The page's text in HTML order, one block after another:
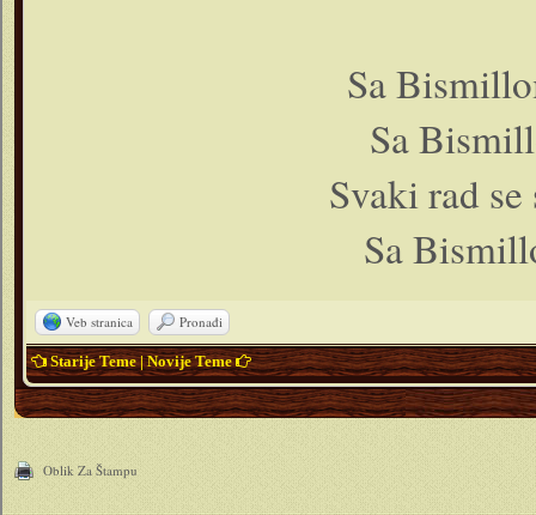
Sa
Sa
Svaki rad
Sa
Veb stranica Pronađi
Starije Teme|Novije Teme
Oblik Za Štampu